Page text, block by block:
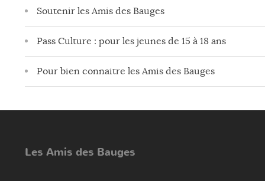
Soutenir les Amis des Bauges
Pass Culture : pour les jeunes de 15 à 18 ans
Pour bien connaitre les Amis des Bauges
Les Amis des Bauges